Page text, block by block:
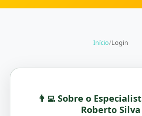
Início/Login
👨‍💻 Sobre o
Roberto Silva